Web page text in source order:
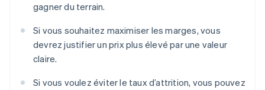
gagner du terrain.
Si vous souhaitez maximiser les marges, vous
devrez justifier un prix plus élevé par une valeur
claire.
Si vous voulez éviter le taux d’attrition, vous pouvez